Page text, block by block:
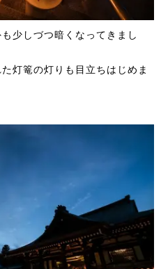
少しづつ暗くなってきまし
灯篭の灯りも目立ちはじめま